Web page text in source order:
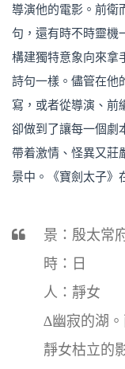
導演他的電影。前衛
句，還有時不時靈機
構建獨特意象向來拿
詩句一樣。儘管在他
寫，或者從導演、前
卻做到了讓每一個劇
帶着激情、怪異又莊
景中。《寶劍太子》
景：殷太常
時：日
人：靜女
∆幽寂的湖
靜女枯立的